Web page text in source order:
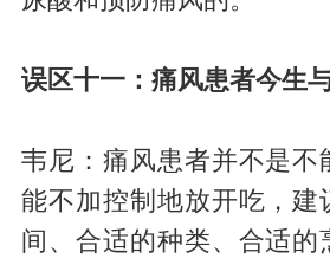
误区十一：痛风患者今生
韦尼：痛风患者并不是不
能不加控制地放开吃，建
间、合适的种类、合适的